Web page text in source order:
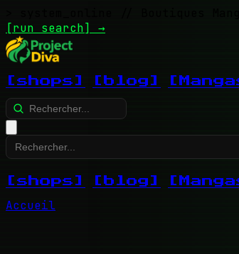
// Boutiques
[run search] →
[shops] [blog]
[shops] [blog]
Accueil